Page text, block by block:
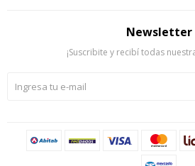
Newsletter
¡Suscribite y recibí todas